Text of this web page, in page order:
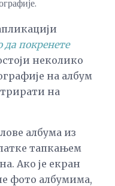
да покренете
неколико
на албум
на
албума из
тапкањем
Ако је екран
фото албумима,